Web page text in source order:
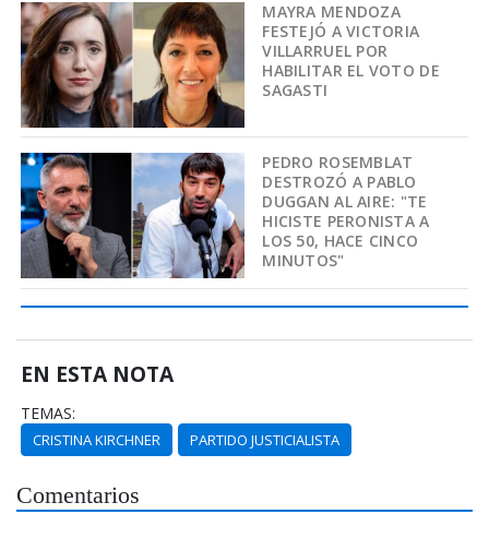
MAYRA MENDOZA
FESTEJÓ A VICTORIA
VILLARRUEL POR
HABILITAR EL VOTO DE
SAGASTI
PEDRO ROSEMBLAT
DESTROZÓ A PABLO
DUGGAN AL AIRE: "TE
HICISTE PERONISTA A
LOS 50, HACE CINCO
MINUTOS"
EN ESTA NOTA
TEMAS:
CRISTINA KIRCHNER PARTIDO JUSTICIALISTA
Comentarios